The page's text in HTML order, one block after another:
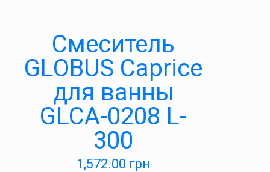
Cмеситель
GLOBUS Caprice
для ванны
GLCA-0208 L-
300
1,572.00 грн